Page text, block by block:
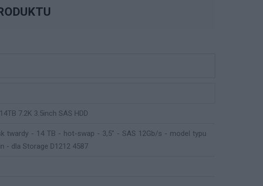
7.2K 3.5inch SAS HDD
twardy - 14 TB - hot-swap - 3,5" - SAS 12Gb/s - model typu
- dla Storage D1212 4587